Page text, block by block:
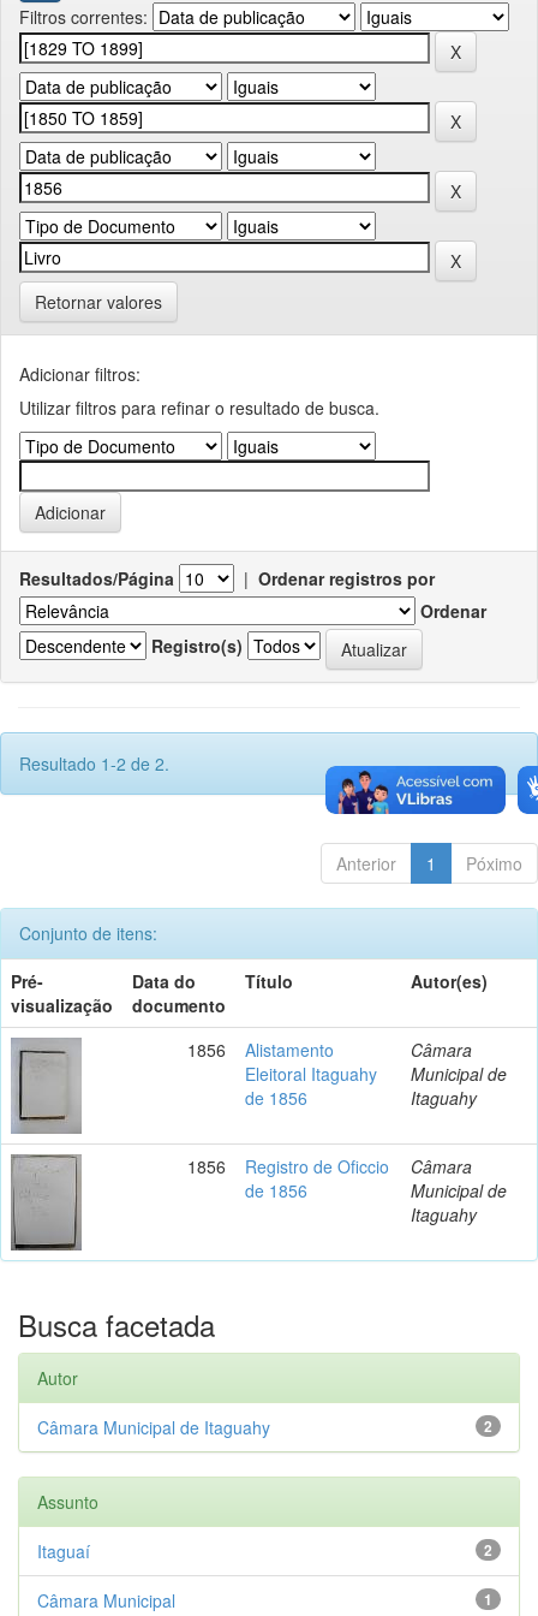
Filtros correntes:
Retornar valores
Adicionar filtros:
Utilizar filtros para refinar o resultado de busca.
Resultados/Página | Ordenar registros por
Ordenar
Registro(s)
Resultado 1-2 de 2.
Anterior 1 Póximo
Conjunto de itens:
Pré-
visualização
Data do
documento
Título Autor(es)
1856
Alistamento
Eleitoral Itaguahy
de 1856
Câmara
Municipal de
Itaguahy
1856
Registro de Oficcio
de 1856
Câmara
Municipal de
Itaguahy
Busca facetada
Autor
2
Câmara Municipal de Itaguahy
Assunto
2
Itaguaí
1
Câmara Municipal